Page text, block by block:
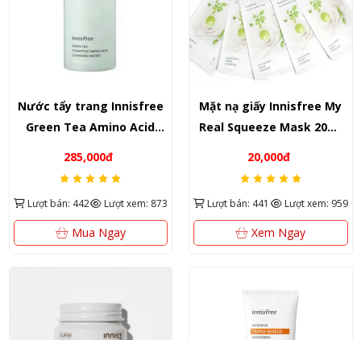
Nước tẩy trang Innisfree
Green Tea Amino Acid
Jeju Hàn Quốc
285,000đ
Lượt bán: 442 Lượt xem: 873
Mua Ngay
Mặt nạ giấy Innisfree My
Real Squeeze Mask 20ml
Quốc
20,000đ
Lượt bán: 441 Lượt xem: 959
Xem Ngay